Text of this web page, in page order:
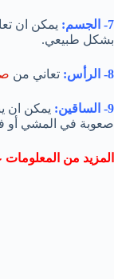
7- الجسم:
يمكن ان
بشكل طبيعي.
8- الرأس: تعاني من
9- الساقين: يمكن ان
صعوبة في المشي أو
المزيد من